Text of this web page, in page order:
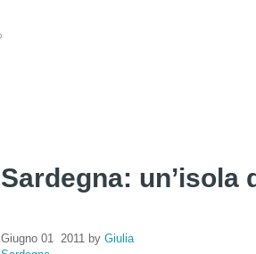
Sardegna: un’isola
Giugno 01 2011 by Giulia